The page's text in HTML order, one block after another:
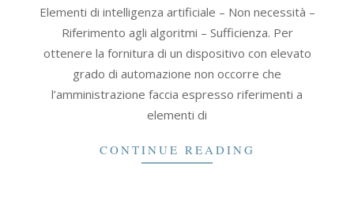
Elementi di intelligenza artificiale – Non necessità –
Riferimento agli algoritmi – Sufficienza. Per
ottenere la fornitura di un dispositivo con elevato
grado di automazione non occorre che
l’amministrazione faccia espresso riferimenti a
elementi di
CONTINUE READING